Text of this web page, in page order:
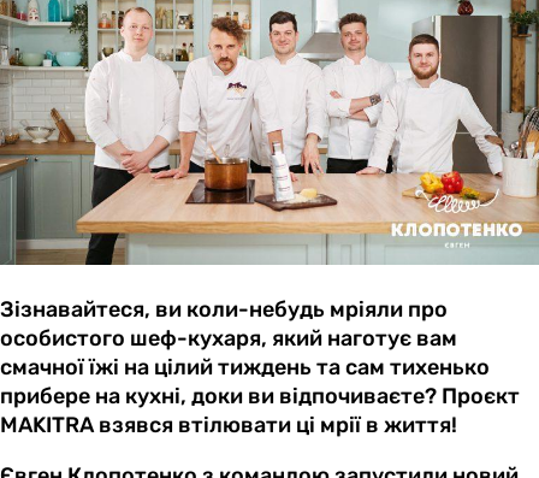
Зізнавайтеся, ви коли-небудь мріяли про
особистого шеф-кухаря, який наготує вам
смачної їжі на цілий тиждень та сам тихенько
прибере на кухні, доки ви відпочиваєте? Проєкт
MAKITRA взявся втілювати ці мрії в життя!